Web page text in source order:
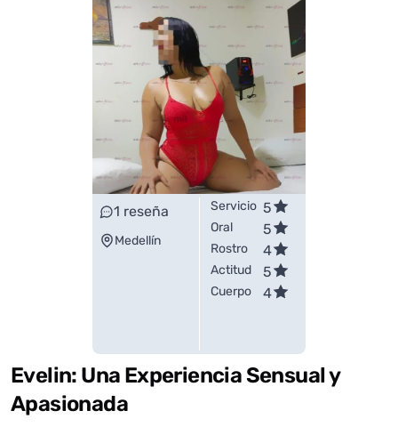
1 reseña
Medellín
Servicio 5
Oral 5
Rostro 4
Actitud 5
Cuerpo 4
Evelin: Una Experiencia Sensual y
Apasionada